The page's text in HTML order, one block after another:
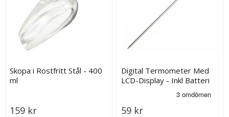
Skopa i Rostfritt Stål - 400
ml
159 kr
Digital Termometer Med
LCD-Display - Inkl Batteri
59 kr